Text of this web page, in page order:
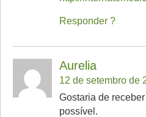
Responder
Aurelia
12 de setembro de
Gostaria de
possível.